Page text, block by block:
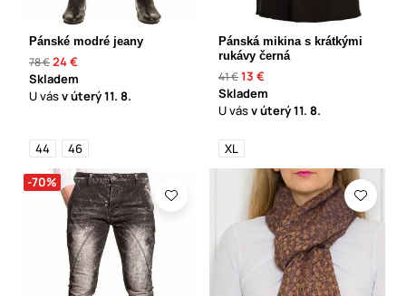
Pánské modré jeany
78 €24 €
Skladem
U vásv úterý11. 8.
44 46
Pánská mikina s krátkými
rukávy černá
41 €13 €
Skladem
U vásv úterý11. 8.
XL
-70%